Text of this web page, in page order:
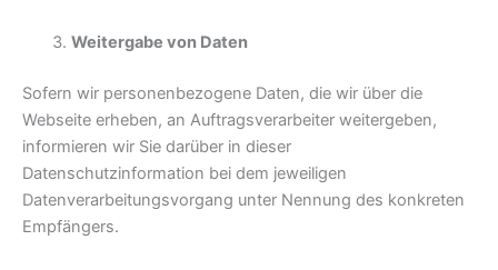
Weitergabe von Daten
Sofern wir personenbezogene Daten, die wir über die
Webseite erheben, an Auftragsverarbeiter weitergeben,
informieren wir Sie darüber in dieser
Datenschutzinformation bei dem jeweiligen
Datenverarbeitungsvorgang unter Nennung des konkreten
Empfängers.